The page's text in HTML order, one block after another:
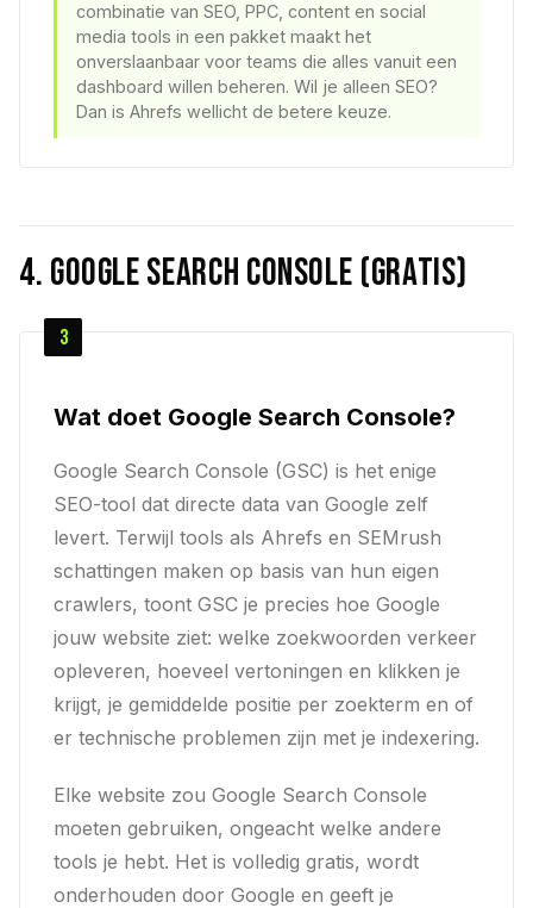
combinatie van SEO, PPC, content en social
media tools in een pakket maakt het
onverslaanbaar voor teams die alles vanuit een
dashboard willen beheren. Wil je alleen SEO?
Dan is Ahrefs wellicht de betere keuze.
4. Google Search Console (gratis)
3
Wat doet Google Search Console?
Google Search Console (GSC) is het enige
SEO-tool dat directe data van Google zelf
levert. Terwijl tools als Ahrefs en SEMrush
schattingen maken op basis van hun eigen
crawlers, toont GSC je precies hoe Google
jouw website ziet: welke zoekwoorden verkeer
opleveren, hoeveel vertoningen en klikken je
krijgt, je gemiddelde positie per zoekterm en of
er technische problemen zijn met je indexering.
Elke website zou Google Search Console
moeten gebruiken, ongeacht welke andere
tools je hebt. Het is volledig gratis, wordt
onderhouden door Google en geeft je